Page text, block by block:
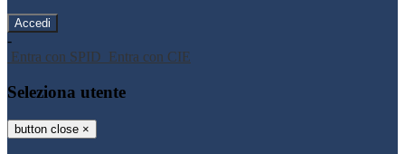
-
Entra con SPID Entra con CIE
Seleziona utente
button close ×